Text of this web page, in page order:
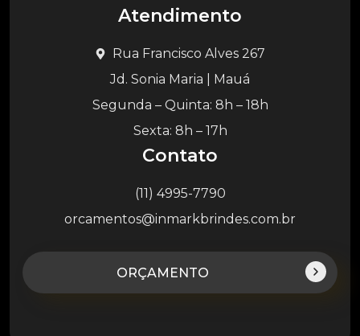
Atendimento
Rua Francisco Alves 267
Jd. Sonia Maria | Mauá
Segunda – Quinta: 8h – 18h
Sexta: 8h – 17h
Contato
(11) 4995-7790
orcamentos@inmarkbrindes.com.br
ORÇAMENTO